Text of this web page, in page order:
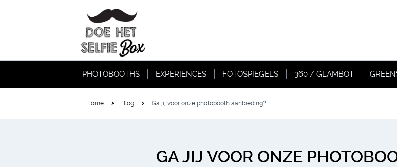
PHOTOBOOTHS EXPERIENCES FOTOSPIEGELS 360 / GLAMBOT
Home Blog Ga jij voor onze photobooth aanbieding?
GA JIJ VOOR ONZE